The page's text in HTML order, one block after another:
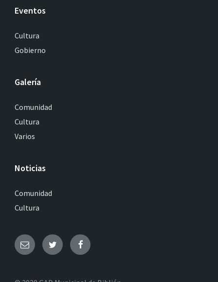
Eventos
Cultura
Gobierno
Galería
Comunidad
Cultura
Varios
Noticias
Comunidad
Cultura